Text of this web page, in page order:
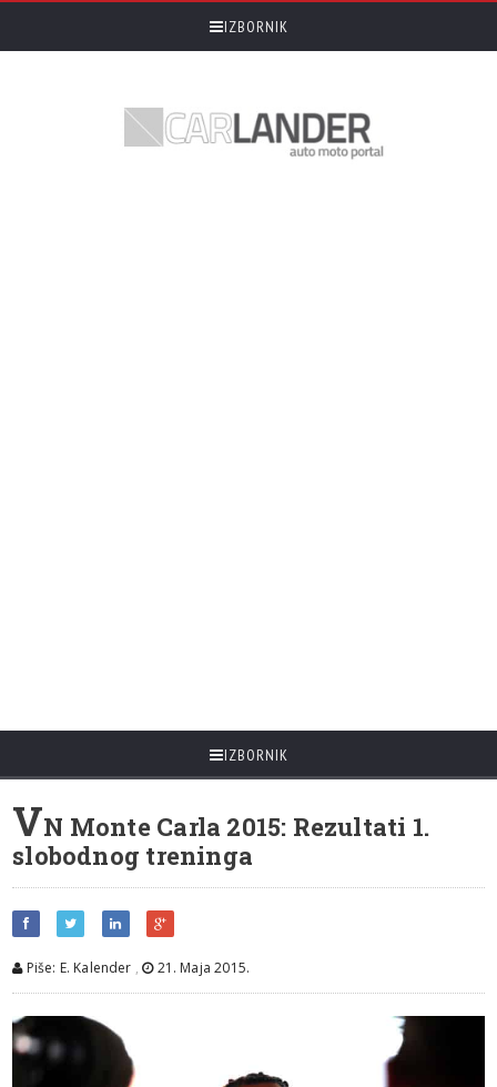
IZBORNIK
IZBORNIK
VN Monte Carla 2015: Rezultati 1.
slobodnog treninga
Piše: E. Kalender , 21. Maja 2015.